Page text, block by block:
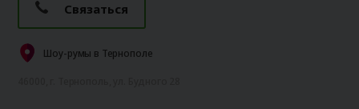
Связаться
Шоу-румы в Тернополе